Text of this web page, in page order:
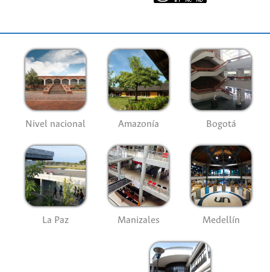
Nivel nacional Amazonía Bogotá
La Paz Manizales Medellín